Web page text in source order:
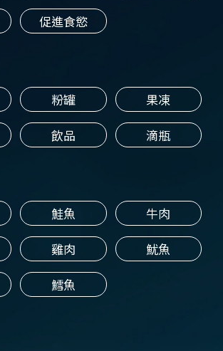
促進食慾
粉罐
果凍
飲品 滴瓶
鮭魚
牛肉
雞肉
魷魚
鱈魚